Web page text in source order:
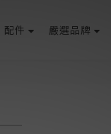
配件 嚴選品牌